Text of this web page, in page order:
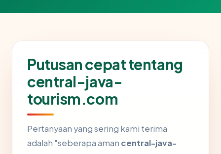
Putusan cepat tentang
central-java-
tourism.com
Pertanyaan yang sering kami terima
adalah "seberapa aman central-java-